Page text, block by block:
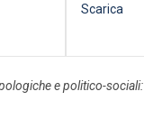
Scarica
e politico-sociali: